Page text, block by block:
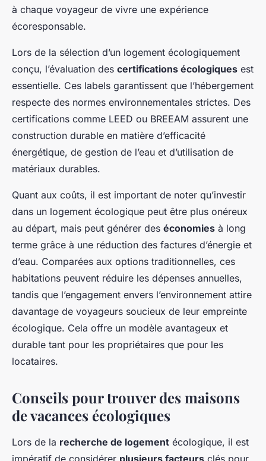
à chaque voyageur de vivre une expérience
écoresponsable.
Lors de la sélection d’un logement écologiquement
conçu, l’évaluation des certifications écologiques est
essentielle. Ces labels garantissent que l’hébergement
respecte des normes environnementales strictes. Des
certifications comme LEED ou BREEAM assurent une
construction durable en matière d’efficacité
énergétique, de gestion de l’eau et d’utilisation de
matériaux durables.
Quant aux coûts, il est important de noter qu’investir
dans un logement écologique peut être plus onéreux
au départ, mais peut générer des économies à long
terme grâce à une réduction des factures d’énergie et
d’eau. Comparées aux options traditionnelles, ces
habitations peuvent réduire les dépenses annuelles,
tandis que l’engagement envers l’environnement attire
davantage de voyageurs soucieux de leur empreinte
écologique. Cela offre un modèle avantageux et
durable tant pour les propriétaires que pour les
locataires.
Conseils pour trouver des maisons
de vacances écologiques
Lors de la recherche de logement écologique, il est